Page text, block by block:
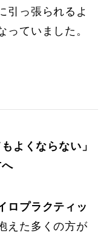
引っ張られるよ
っていました。
よくならない」
ロプラクティッ
えた多くの方が